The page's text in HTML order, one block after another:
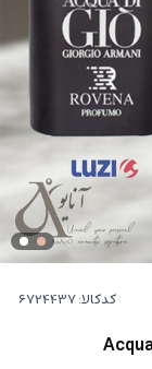
کدکالا: